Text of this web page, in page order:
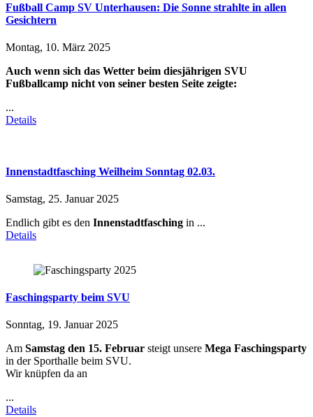
Fußball Camp SV Unterhausen: Die Sonne strahlte in allen
Gesichtern
Montag, 10. März 2025
Auch wenn sich das Wetter beim diesjährigen SVU
Fußballcamp nicht von seiner besten Seite zeigte:
...
Details
Innenstadtfasching Weilheim Sonntag 02.03.
Samstag, 25. Januar 2025
Endlich gibt es den Innenstadtfasching in ...
Details
Faschingsparty beim SVU
Sonntag, 19. Januar 2025
Am Samstag den 15. Februar steigt unsere Mega Faschingsparty
in der Sporthalle beim SVU.
Wir knüpfen da an
...
Details